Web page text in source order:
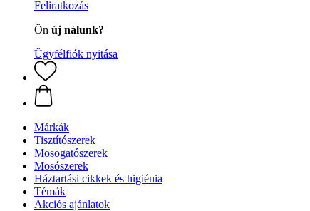
Feliratkozás
Ön új nálunk?
Ügyfélfiók nyitása
Márkák
Tisztítószerek
Mosogatószerek
Mosószerek
Háztartási cikkek és higiénia
Témák
Akciós ajánlatok